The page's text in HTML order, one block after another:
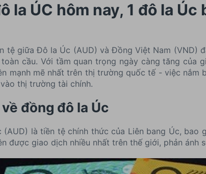
la ÚC hôm nay, 1 đô la
tệ giữa Đô la Úc (AUD) và Đồng Việt Nam (VND)
cầu. Với tầm quan trọng ngày càng tăng
mạnh mẽ nhất trên thị trường quốc tế - việc
thị trường tài chính.
đồng đô la Úc
là tiền tệ chính thức của Liên bang Úc,
được giao dịch nhiều nhất trên thế giới, phản ánh